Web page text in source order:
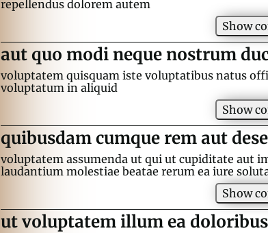
repellendus dolorem autem
Show
aut quo modi neque nostrum
voluptatem quisquam iste voluptatibus natus
voluptatum in aliquid
Show
quibusdam cumque rem aut
voluptatem assumenda ut qui ut cupiditate aut
laudantium molestiae beatae rerum ea iure
Show
ut voluptatem illum ea